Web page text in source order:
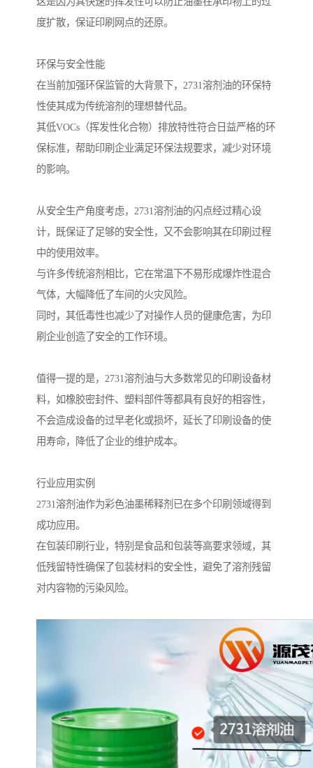
度扩散，保证印刷网点的还原。
环保与安全性能
在当前加强环保监管的大背景下，2731溶剂油的环保特
性使其成为传统溶剂的理想替代品。
其低VOCs（挥发性化合物）排放特性符合日益严格的环
保标准，帮助印刷企业满足环保法规要求，减少对环境
的影响。
从安全生产角度考虑，2731溶剂油的闪点经过精心设
计，既保证了足够的安全性，又不会影响其在印刷过程
中的使用效率。
与许多传统溶剂相比，它在常温下不易形成爆炸性混合
气体，大幅降低了车间的火灾风险。
同时，其低毒性也减少了对操作人员的健康危害，为印
刷企业创造了安全的工作环境。
值得一提的是，2731溶剂油与大多数常见的印刷设备材
料，如橡胶密封件、塑料部件等都具有良好的相容性，
不会造成设备的过早老化或损坏，延长了印刷设备的使
用寿命，降低了企业的维护成本。
行业应用实例
2731溶剂油作为彩色油墨稀释剂已在多个印刷领域得到
成功应用。
在包装印刷行业，特别是食品和包装等高要求领域，其
低残留特性确保了包装材料的安全性，避免了溶剂残留
对内容物的污染风险。